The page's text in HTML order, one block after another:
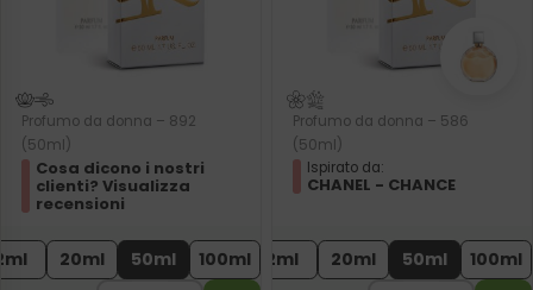
Profumo da donna – 892
(50ml)
Cosa dicono i nostri
clienti? Visualizza
recensioni
20ml 50ml 100ml
Profumo da donna – 586
(50ml)
Ispirato da:
CHANEL - CHANCE
2ml 20ml 50ml 100ml